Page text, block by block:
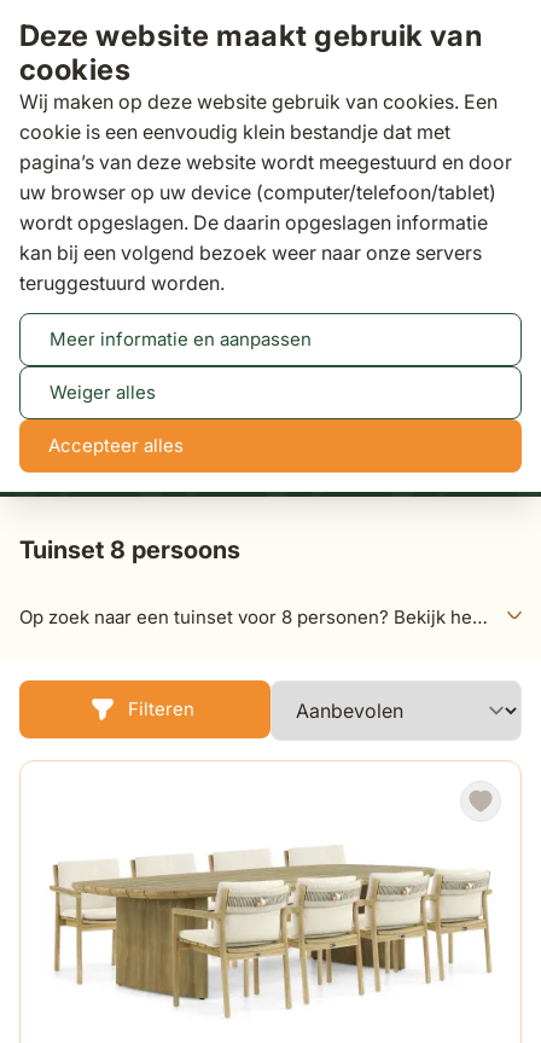
Deze website maakt gebruik van
cookies
Wij maken op deze website gebruik van cookies. Een
cookie is een eenvoudig klein bestandje dat met
pagina’s van deze website wordt meegestuurd en door
uw browser op uw device (computer/telefoon/tablet)
wordt opgeslagen. De daarin opgeslagen informatie
kan bij een volgend bezoek weer naar onze servers
teruggestuurd worden.
Meer informatie en aanpassen
Weiger alles
Accepteer alles
Zoeken
Binnen 3 dagengratis bezorgd
Tuinsets
Tot 50% korting
2
dagen
1 5 0
Tuinset 8 persoons
Op zoek naar een tuinset voor 8 personen? Bekijk het
Filteren